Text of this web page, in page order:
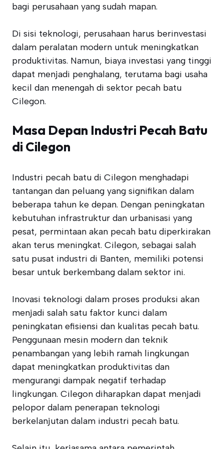
bagi perusahaan yang sudah mapan.
Di sisi teknologi, perusahaan harus berinvestasi
dalam peralatan modern untuk meningkatkan
produktivitas. Namun, biaya investasi yang tinggi
dapat menjadi penghalang, terutama bagi usaha
kecil dan menengah di sektor pecah batu
Cilegon.
Masa Depan Industri Pecah Batu
di Cilegon
Industri pecah batu di Cilegon menghadapi
tantangan dan peluang yang signifikan dalam
beberapa tahun ke depan. Dengan peningkatan
kebutuhan infrastruktur dan urbanisasi yang
pesat, permintaan akan pecah batu diperkirakan
akan terus meningkat. Cilegon, sebagai salah
satu pusat industri di Banten, memiliki potensi
besar untuk berkembang dalam sektor ini.
Inovasi teknologi dalam proses produksi akan
menjadi salah satu faktor kunci dalam
peningkatan efisiensi dan kualitas pecah batu.
Penggunaan mesin modern dan teknik
penambangan yang lebih ramah lingkungan
dapat meningkatkan produktivitas dan
mengurangi dampak negatif terhadap
lingkungan. Cilegon diharapkan dapat menjadi
pelopor dalam penerapan teknologi
berkelanjutan dalam industri pecah batu.